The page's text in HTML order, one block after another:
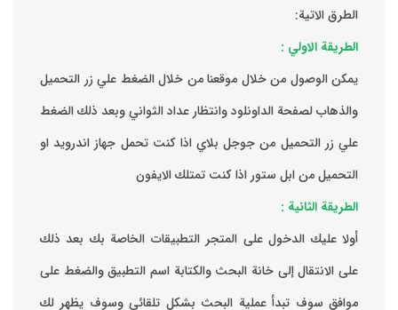
الطرق الاتية:
الطريقة الاولي :
يمكن الوصول من خلال موقعنا من خلال الضغط علي زر التحميل
والذهاب لصفحة الداونلود وانتظار عداد الثواني وبعد ذلك الضغط
علي زر التحميل من جوجل بلاي اذا كنت تحمل جهاز اندرويد او
التحميل من ابل ستور اذا كنت تمتلك الايفون
الطريقة الثانية :
‏أولا عليك الدخول على المتجر التطبيقات الخاصة بك ‏بعد ذلك
على الانتقال إلى خانة البحث والكتابة اسم التطبيق والضغط على
موافق ‏سوف تبدأ عملية البحث بشكل تلقائي وسوف يظهر لك